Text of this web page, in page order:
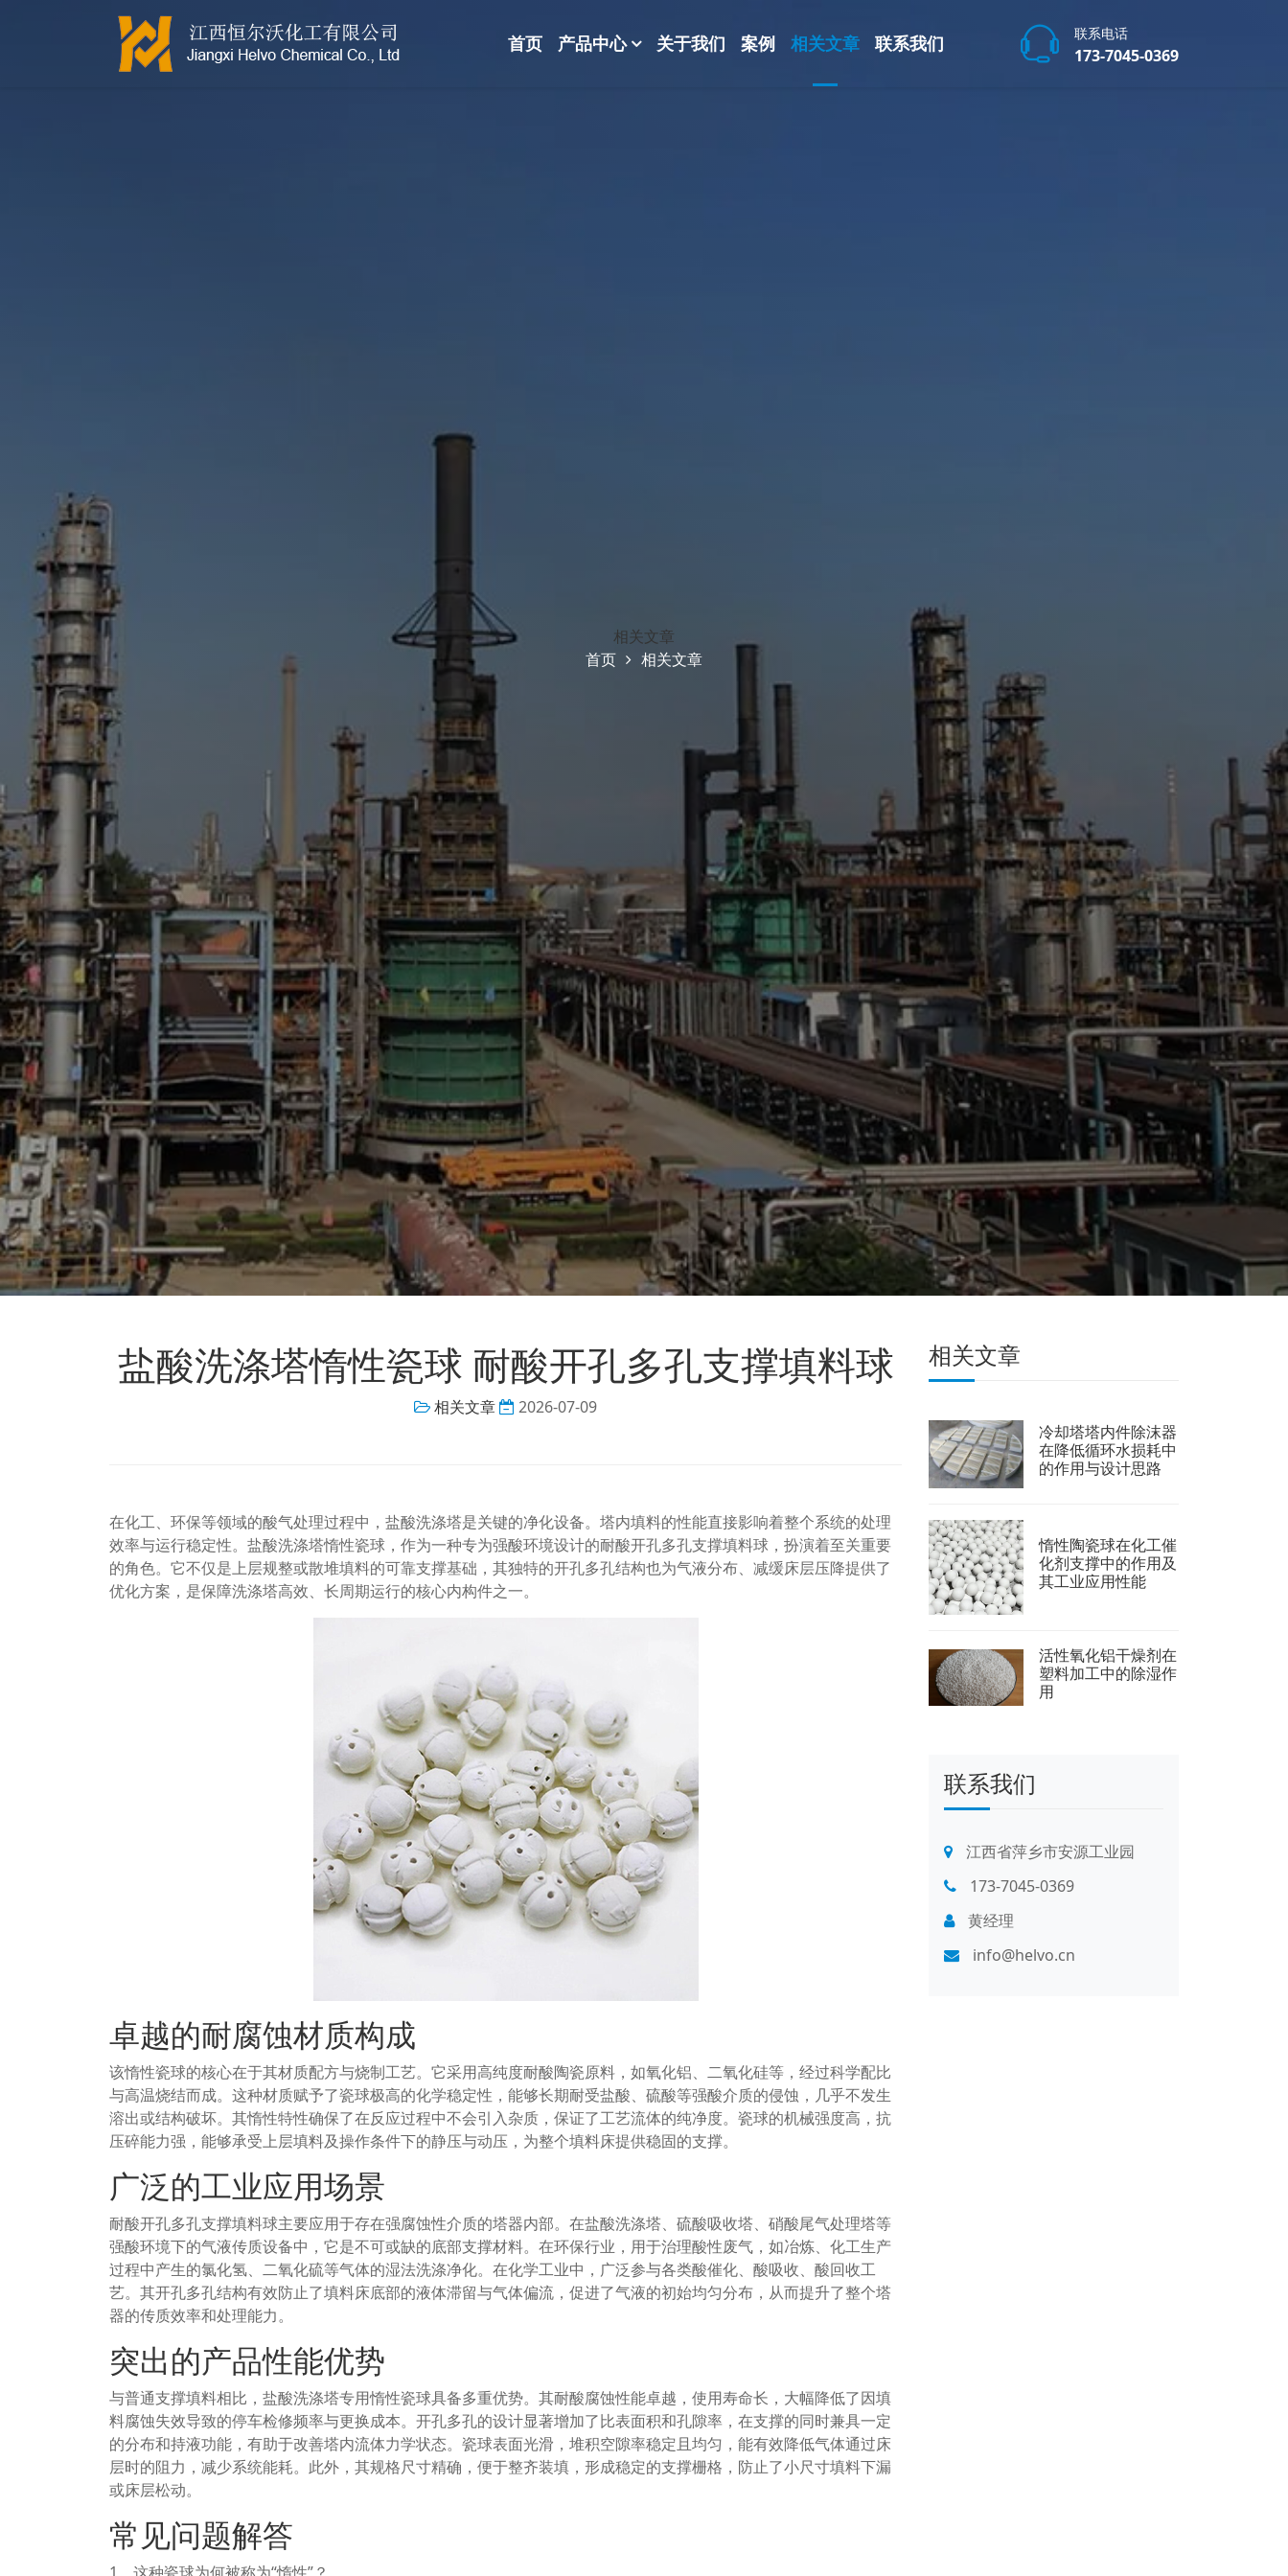
首页 产品中心 关于我们 案例 相关文章 联系我们 联系电话
173-7045-0369
相关文章
首页
相关文章
盐酸洗涤塔惰性瓷球 耐酸开孔多孔支撑填料球
相关文章 2026-07-09
在化工、环保等领域的酸气处理过程中，盐酸洗涤塔是关键的净化设备。塔内填料的性能直接影响着整个系统的处理
效率与运行稳定性。盐酸洗涤塔惰性瓷球，作为一种专为强酸环境设计的耐酸开孔多孔支撑填料球，扮演着至关重要
的角色。它不仅是上层规整或散堆填料的可靠支撑基础，其独特的开孔多孔结构也为气液分布、减缓床层压降提供了
优化方案，是保障洗涤塔高效、长周期运行的核心内构件之一。
卓越的耐腐蚀材质构成
该惰性瓷球的核心在于其材质配方与烧制工艺。它采用高纯度耐酸陶瓷原料，如氧化铝、二氧化硅等，经过科学配比
与高温烧结而成。这种材质赋予了瓷球极高的化学稳定性，能够长期耐受盐酸、硫酸等强酸介质的侵蚀，几乎不发生
溶出或结构破坏。其惰性特性确保了在反应过程中不会引入杂质，保证了工艺流体的纯净度。瓷球的机械强度高，抗
压碎能力强，能够承受上层填料及操作条件下的静压与动压，为整个填料床提供稳固的支撑。
广泛的工业应用场景
耐酸开孔多孔支撑填料球主要应用于存在强腐蚀性介质的塔器内部。在盐酸洗涤塔、硫酸吸收塔、硝酸尾气处理塔等
强酸环境下的气液传质设备中，它是不可或缺的底部支撑材料。在环保行业，用于治理酸性废气，如冶炼、化工生产
过程中产生的氯化氢、二氧化硫等气体的湿法洗涤净化。在化学工业中，广泛参与各类酸催化、酸吸收、酸回收工
艺。其开孔多孔结构有效防止了填料床底部的液体滞留与气体偏流，促进了气液的初始均匀分布，从而提升了整个塔
器的传质效率和处理能力。
突出的产品性能优势
与普通支撑填料相比，盐酸洗涤塔专用惰性瓷球具备多重优势。其耐酸腐蚀性能卓越，使用寿命长，大幅降低了因填
料腐蚀失效导致的停车检修频率与更换成本。开孔多孔的设计显著增加了比表面积和孔隙率，在支撑的同时兼具一定
的分布和持液功能，有助于改善塔内流体力学状态。瓷球表面光滑，堆积空隙率稳定且均匀，能有效降低气体通过床
层时的阻力，减少系统能耗。此外，其规格尺寸精确，便于整齐装填，形成稳定的支撑栅格，防止了小尺寸填料下漏
或床层松动。
常见问题解答
相关文章
冷却塔塔内件除沫器
在降低循环水损耗中
的作用与设计思路
惰性陶瓷球在化工催
化剂支撑中的作用及
其工业应用性能
活性氧化铝干燥剂在
塑料加工中的除湿作
用
联系我们
江西省萍乡市安源工业园
173-7045-0369
黄经理
info@helvo.cn